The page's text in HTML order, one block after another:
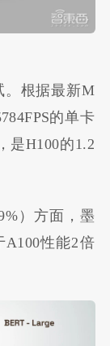
。根据最新M
的单卡
是H100的1.2
）方面，墨
A100性能2倍